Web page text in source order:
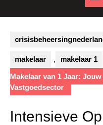
makelaar , makelaar 1
Makelaar van 1 Jaar:
Vastgoedsector
Intensieve